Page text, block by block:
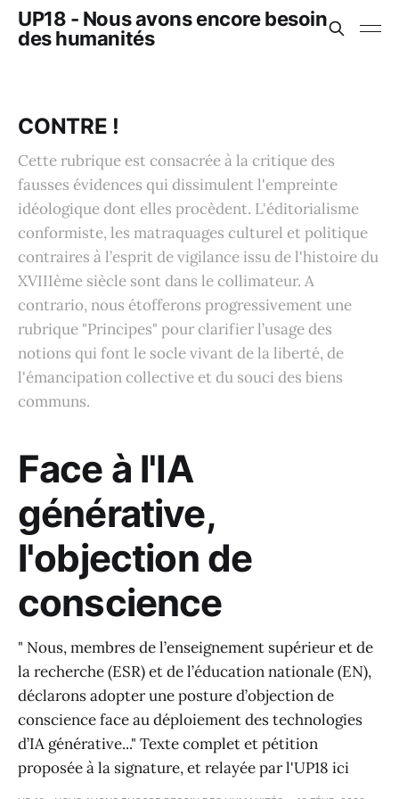
UP18 - Nous avons encore besoin
des humanités
CONTRE !
Cette rubrique est consacrée à la critique des
fausses évidences qui dissimulent l'empreinte
idéologique dont elles procèdent. L'éditorialisme
conformiste, les matraquages culturel et politique
contraires à l’esprit de vigilance issu de l'histoire du
XVIIIème siècle sont dans le collimateur. A
contrario, nous étofferons progressivement une
rubrique "Principes" pour clarifier l’usage des
notions qui font le socle vivant de la liberté, de
l'émancipation collective et du souci des biens
communs.
Face à l'IA
générative,
l'objection de
conscience
" Nous, membres de l’enseignement supérieur et de
la recherche (ESR) et de l’éducation nationale (EN),
déclarons adopter une posture d’objection de
conscience face au déploiement des technologies
d’IA générative..." Texte complet et pétition
proposée à la signature, et relayée par l'UP18 ici